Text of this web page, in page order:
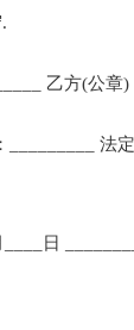
乙方(公章)
_________ 法
____日